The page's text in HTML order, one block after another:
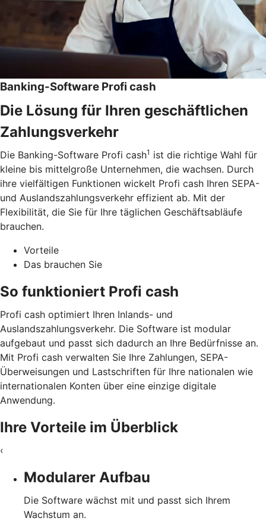
Banking-Software Profi cash
Die Lösung für Ihren geschäftlichen
Zahlungsverkehr
Die Banking-Software Profi cash1 ist die richtige Wahl für
kleine bis mittelgroße Unternehmen, die wachsen. Durch
ihre vielfältigen Funktionen wickelt Profi cash Ihren SEPA-
und Auslandszahlungsverkehr effizient ab. Mit der
Flexibilität, die Sie für Ihre täglichen Geschäftsabläufe
brauchen.
Vorteile
Das brauchen Sie
So funktioniert Profi cash
Profi cash optimiert Ihren Inlands- und
Auslandszahlungsverkehr. Die Software ist modular
aufgebaut und passt sich dadurch an Ihre Bedürfnisse an.
Mit Profi cash verwalten Sie Ihre Zahlungen, SEPA-
Überweisungen und Lastschriften für Ihre nationalen wie
internationalen Konten über eine einzige digitale
Anwendung.
Ihre Vorteile im Überblick
‹
Modularer Aufbau
Die Software wächst mit und passt sich Ihrem
Wachstum an.